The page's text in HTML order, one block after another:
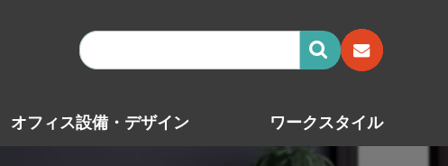
オフィス設備・デザイン ワークスタイル